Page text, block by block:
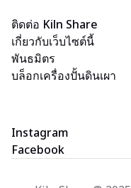
ติดต่อ Kiln Share
เกี่ยวกับเว็บไซต์นี้
พันธมิตร
บล็อกเครื่องปั้นดินเผา
Instagram
Facebook